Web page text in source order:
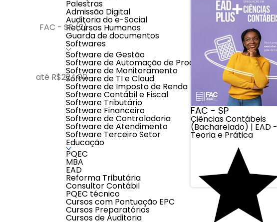
Palestras
Admissão Digital
Auditoria do e-Social
Recursos Humanos
Guarda de documentos
Softwares
Software de Gestão
Software de Automação de Processos
Software de Monitoramento
Software de TI e Cloud
Software de Imposto de Renda
Software Contábil e Fiscal
Software Tributário
Software Financeiro
Software de Controladoria
Software de Atendimento
Software Terceiro Setor
Educação
PQEC
MBA
EAD
Reforma Tributária
Consultor Contábil
PQEC técnico
Cursos com Pontuação EPC
Cursos Preparatórios
Cursos de Auditoria
FAC - SP (2)
até R$224,00
FAC - SP
Ciências Contábeis
(Bacharelado) | EAD -
Teoria e Prática